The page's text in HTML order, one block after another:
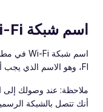
اسم شبكة Wi-Fi في مطار ميلانو
FI، وهو الاسم الذي يجب أن تبحث عنه للاتصال بالإنترنت المجاني.
أنك تتصل بالشبكة